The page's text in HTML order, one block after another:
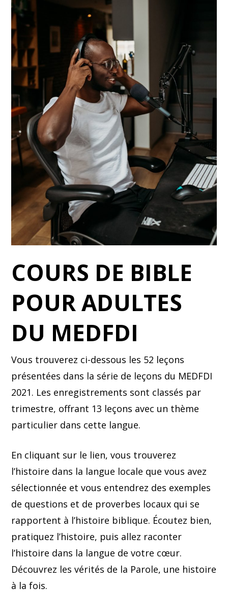
COURS DE BIBLE
POUR ADULTES
DU MEDFDI
Vous trouverez ci-dessous les 52 leçons
présentées dans la série de leçons du MEDFDI
2021. Les enregistrements sont classés par
trimestre, offrant 13 leçons avec un thème
particulier dans cette langue.
En cliquant sur le lien, vous trouverez
l’histoire dans la langue locale que vous avez
sélectionnée et vous entendrez des exemples
de questions et de proverbes locaux qui se
rapportent à l’histoire biblique. Écoutez bien,
pratiquez l’histoire, puis allez raconter
l’histoire dans la langue de votre cœur.
Découvrez les vérités de la Parole, une histoire
à la fois.